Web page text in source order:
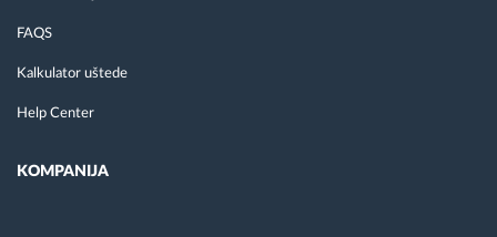
FAQS
Kalkulator uštede
Help Center
KOMPANIJA